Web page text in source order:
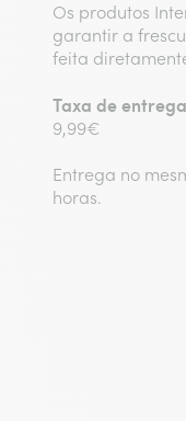
Os produtos
garantir a
feita
Taxa de entrega
9,99€
Entrega no
horas.